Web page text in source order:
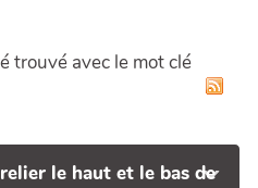
trouvé avec le mot clé
le haut et le bas de